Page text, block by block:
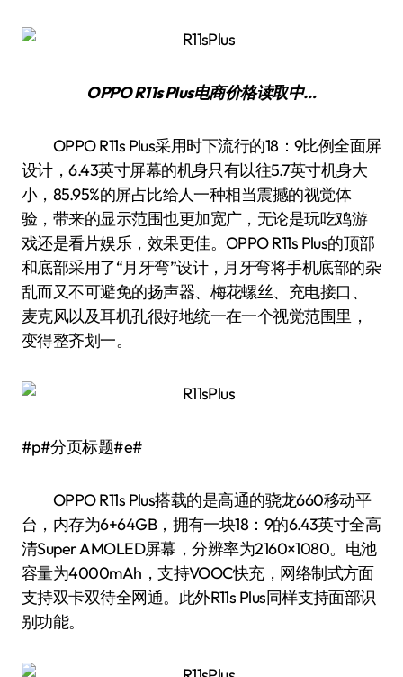
OPPO R11s Plus电商价格读取中…
OPPO R11s Plus采用时下流行的18：9比例全面屏
设计，6.43英寸屏幕的机身只有以往5.7英寸机身大
小，85.95%的屏占比给人一种相当震撼的视觉体
验，带来的显示范围也更加宽广，无论是玩吃鸡游
戏还是看片娱乐，效果更佳。OPPO R11s Plus的顶部
和底部采用了“月牙弯”设计，月牙弯将手机底部的杂
乱而又不可避免的扬声器、梅花螺丝、充电接口、
麦克风以及耳机孔很好地统一在一个视觉范围里，
变得整齐划一。
#p#分页标题#e#
OPPO R11s Plus搭载的是高通的骁龙660移动平
台，内存为6+64GB，拥有一块18：9的6.43英寸全高
清Super AMOLED屏幕，分辨率为2160×1080。电池
容量为4000mAh，支持VOOC快充，网络制式方面
支持双卡双待全网通。此外R11s Plus同样支持面部识
别功能。